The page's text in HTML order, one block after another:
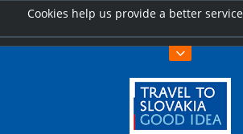
Cookies help us provide a better service